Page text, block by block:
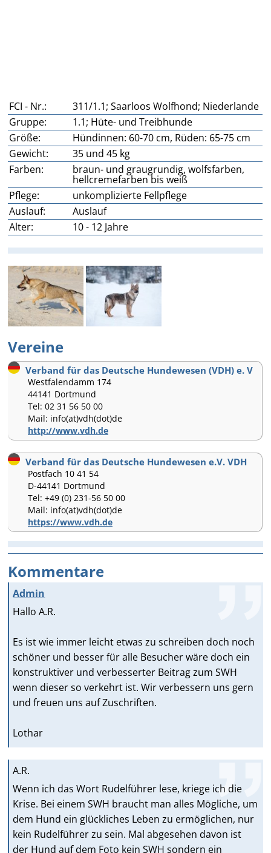
FCI - Nr.:
311/1.1; Saarloos Wolfhond; Niederlande
Gruppe:
1.1; Hüte- und Treibhunde
Größe:
Hündinnen: 60-70 cm, Rüden: 65-75 cm
Gewicht:
35 und 45 kg
Farben:
braun- und graugrundig, wolfsfarben,
hellcremefarben bis weiß
Pflege:
unkomplizierte Fellpflege
Auslauf:
Auslauf
Alter:
10 - 12 Jahre
Vereine
Verband für das Deutsche Hundewesen (VDH) e. V
Westfalendamm 174
44141 Dortmund
Tel: 02 31 56 50 00
Mail: info(at)vdh(dot)de
http://www.vdh.de
Verband für das Deutsche Hundewesen e.V. VDH
Postfach 10 41 54
D-44141 Dortmund
Tel: +49 (0) 231-56 50 00
Mail: info(at)vdh(dot)de
https://www.vdh.de
Kommentare
Admin
Hallo A.R.
Es ist wie immer leicht etwas zu schreiben doch noch
schöner und besser für alle Besucher wäre doch ein
konstruktiver und verbesserter Beitrag zum SWH
wenn dieser so verkehrt ist. Wir verbessern uns gern
und freuen uns auf Zuschriften.
Lothar
A.R.
Wenn ich das Wort Rudelführer lese, kriege ich die
Krise. Bei einem SWH braucht man alles Mögliche, um
dem Hund ein glückliches Leben zu ermöglichen, nur
kein Rudelführer zu sein. Mal abgesehen davon ist
der Hund auf dem Foto kein SWH sondern ein